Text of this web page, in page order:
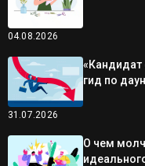
04.08.2026
31.07.2026
«Кандидат
гид по
О чем